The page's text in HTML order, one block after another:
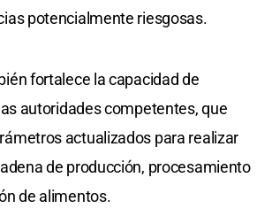
potencialmente riesgosas.
fortalece la capacidad de
autoridades competentes, que
actualizados para realizar
de producción, procesamiento
de alimentos.